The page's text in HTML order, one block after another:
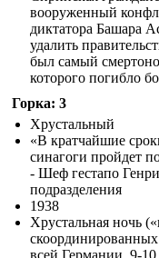
вооруженный
диктатора Башара
удалить
был самый
которого погибло
Горка: 3
Хрустальный
«В кратчайшие
синагоги пройдет
- Шеф гестапо
подразделения
1938
Хрустальная ночь
скоординированных
всей Германии. 9-